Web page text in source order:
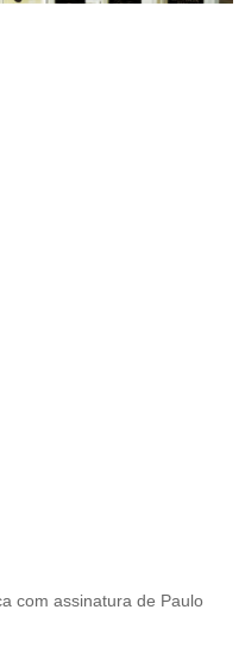
com assinatura de Paulo